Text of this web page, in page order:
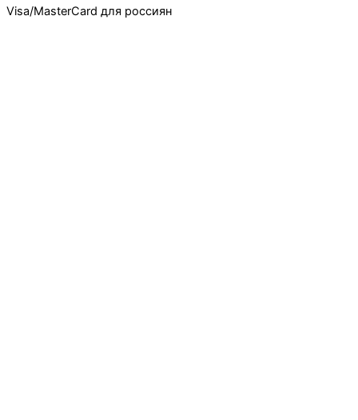
Visa/MasterCard для россиян